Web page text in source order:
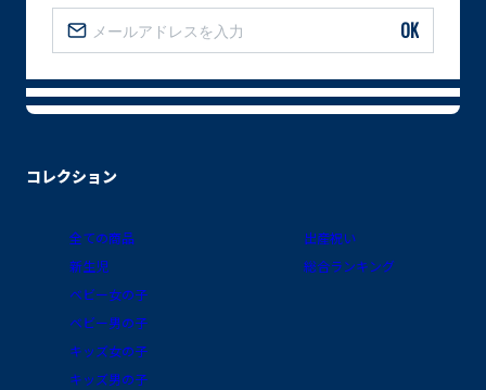
コレクション
全ての商品
新生児
ベビー女の子
ベビー男の子
キッズ女の子
キッズ男の子
出産祝い
総合ランキング
OK